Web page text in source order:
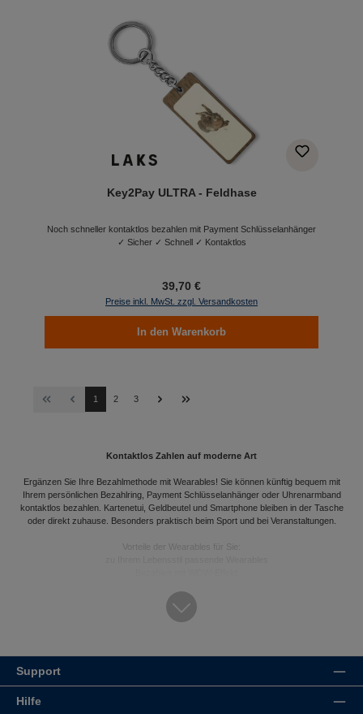
Key2Pay ULTRA - Feldhase
Noch schneller kontaktlos bezahlen mit Payment Schlüsselanhänger
✓ Sicher ✓ Schnell ✓ Kontaktlos
39,70 €
Preise inkl. MwSt. zzgl. Versandkosten
In den Warenkorb
Seite
1 Seite
2 Seite
3
Kontaktlos Zahlen auf moderne Art
Ergänzen Sie Ihre Bezahlmethode mit Wearables! Sie können künftig bequem mit
Ihrem persönlichen Bezahlring, Payment Schlüsselanhänger oder Uhrenarmband
kontaktlos bezahlen. Kartenetui, Geldbeutel und Smartphone bleiben in der Tasche
oder direkt zuhause. Besonders praktisch beim Sport und bei Veranstaltungen.
Vorteile der Wearables für Sie:
Batterie, Akku oder aktive Internetverbindung erforderlich
Weltweite Akzeptanz
Show more
Support
Hilfe